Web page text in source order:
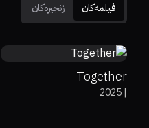
فیلمەکان زنجیرەکان 6.2
91%
76%
Together
|
2025